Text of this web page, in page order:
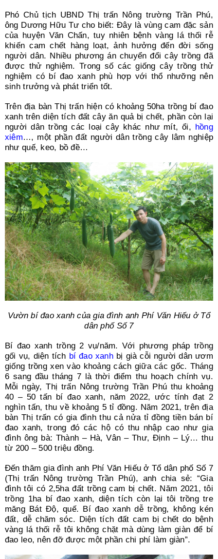
Phó Chủ tịch UBND Thị trấn Nông trường Trần Phú,
ông Dương Hữu Tư cho biết: Đây là vùng cam đặc sản
của huyện Văn Chấn, tuy nhiên bệnh vàng lá thối rễ
khiến cam chết hàng loạt, ảnh hưởng đến đời sống
người dân. Nhiều phương án chuyển đổi cây trồng đã
được thử nghiệm. Trong số các giống cây trồng thử
nghiệm có bí đao xanh phù hợp với thổ nhưỡng nên
sinh trưởng và phát triển tốt.
Trên địa bàn Thị trấn hiện có khoảng 50ha trồng bí đao
xanh trên diện tích đất cây ăn quả bị chết, phần còn lại
người dân trồng các loại cây khác như mít, ổi, hồng
xiêm…, một phần đất người dân trồng cây lâm nghiệp
như quế, keo, bồ đề…
Vườn bí đao xanh của gia đình anh Phí Văn Hiếu ở Tổ
dân phố Số 7
Bí đao xanh trồng 2 vụ/năm. Với phương pháp trồng
gối vụ, diện tích bí đao xanh bị già cỗi người dân ươm
giống trồng xen vào khoảng cách giữa các gốc. Tháng
6 sang đầu tháng 7 là thời điểm thu hoạch chính vụ.
Mỗi ngày, Thị trấn Nông trường Trần Phú thu khoảng
40 – 50 tấn bí đao xanh, năm 2022, ước tính đạt 2
nghìn tấn, thu về khoảng 5 tỉ đồng. Năm 2021, trên địa
bàn Thị trấn có gia đình thu cả nửa tỉ đồng tiền bán bí
đao xanh, trong đó các hộ có thu nhập cao như gia
đình ông bà: Thành – Hà, Vân – Thư, Định – Lý… thu
từ 200 – 500 triệu đồng.
Đến thăm gia đình anh Phí Văn Hiếu ở Tổ dân phố Số 7
(Thị trấn Nông trường Trần Phú), anh chia sẻ: “Gia
đình tôi có 2,5ha đất trồng cam bị chết. Năm 2021, tôi
trồng 1ha bí đao xanh, diện tích còn lại tôi trồng tre
măng Bát Độ, quế. Bí đao xanh dễ trồng, không kén
đất, dễ chăm sóc. Diện tích đất cam bị chết do bệnh
vàng lá thối rễ tôi không chặt mà dùng làm giàn để bí
đao leo, nên đỡ được một phần chi phí làm giàn”.